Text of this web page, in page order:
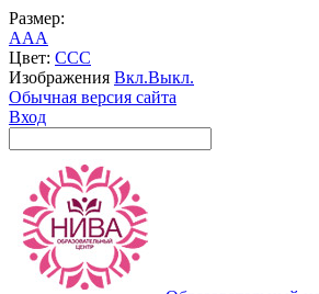
Размер:
AAA
Цвет: CCC
Изображения Вкл.Выкл.
Обычная версия сайта
Вход